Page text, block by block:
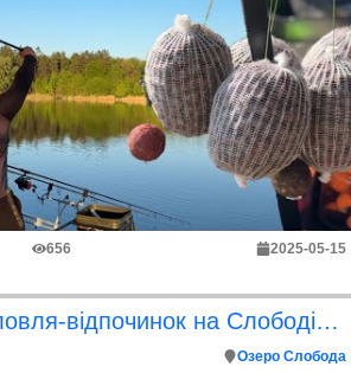
656
2025-05-15
Топова Риболовля-відпочинок на Слободі та купа Амурів 10кг+
Озеро Слобода